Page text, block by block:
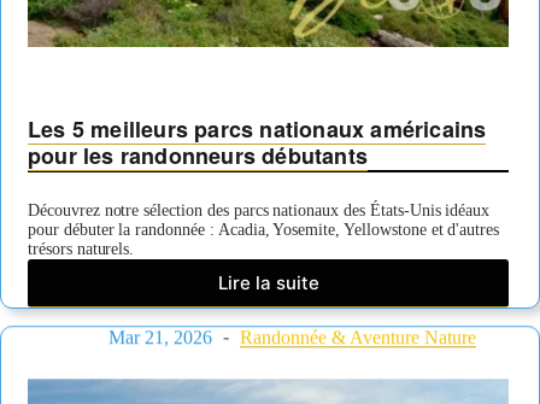
Les 5 meilleurs parcs nationaux américains
pour les randonneurs débutants
Découvrez notre sélection des parcs nationaux des États-Unis idéaux
pour débuter la randonnée : Acadia, Yosemite, Yellowstone et d'autres
trésors naturels.
Lire la suite
Les
5
meilleurs
nationaux
Mar 21, 2026 Randonnée & Aventure Nature